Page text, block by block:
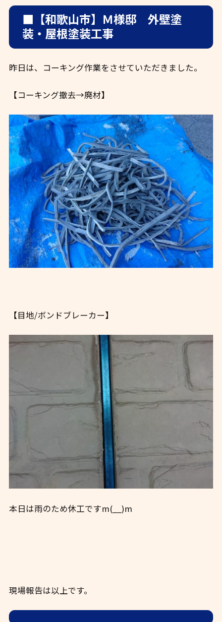
■【和歌山市】Ｍ様邸 外壁塗
装・屋根塗装工事
昨日は、コーキング作業をさせていただきました。
【コーキング撤去→廃材】
【目地/ボンドブレーカー】
本日は雨のため休工ですm(__)m
現場報告は以上です。